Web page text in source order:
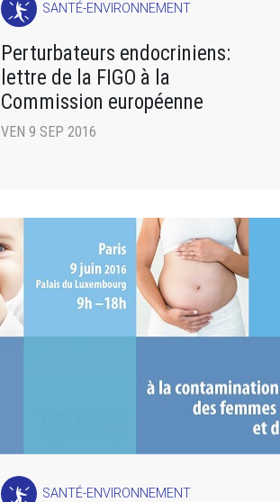
SANTÉ-ENVIRONNEMENT
Perturbateurs endocriniens:
lettre de la FIGO à la
Commission européenne
VEN 9 SEP 2016
SANTÉ-ENVIRONNEMENT